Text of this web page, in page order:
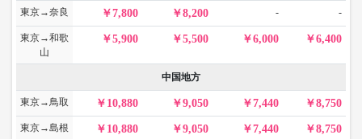
東京→奈良 7,800 8,200 - -
東京→和歌
山
5,900 5,500 6,000 6,400
中国地方
東京→鳥取 10,880 9,050 7,440 8,750
東京→島根 10,880 9,050 7,440 8,750